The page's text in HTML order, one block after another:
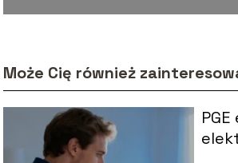
Może Cię również
PGE